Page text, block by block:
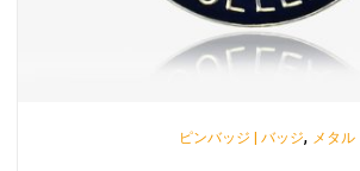
ピンバッジ | バッジ, メタル